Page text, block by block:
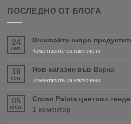
ПОСЛЕДНО ОТ БЛОГА
24
сеп.
Очаквайте скоро
Коментарите са изключениза
RONSEAL
PURDY!
10
сеп.
Нов магазин във Варна
Коментарите са изключениза
05
фев.
Crown Paints цветови
1 коментар